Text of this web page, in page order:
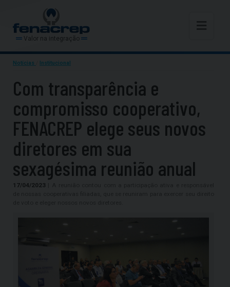
Valor na integração
Notícias Institucional
Com transparência e
compromisso cooperativo,
FENACREP elege seus novos
diretores em sua
sexagésima reunião anual
17/04/2023